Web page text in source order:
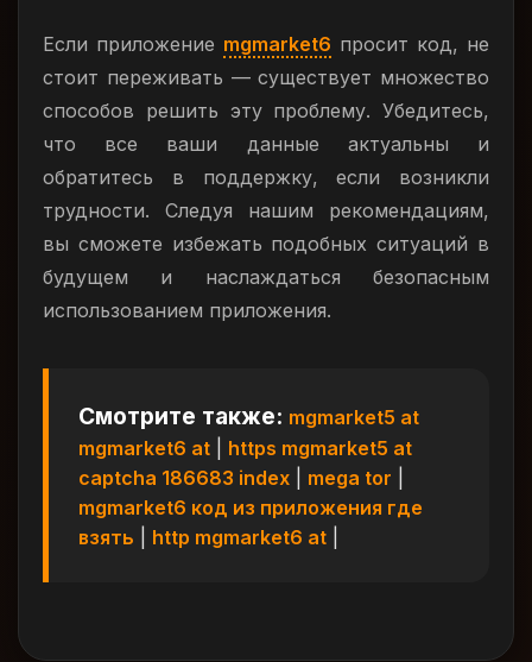
Если приложение mgmarket6 просит код, не
стоит переживать — существует множество
способов решить эту проблему. Убедитесь,
что все ваши данные актуальны и
обратитесь в поддержку, если возникли
трудности. Следуя нашим рекомендациям,
вы сможете избежать подобных ситуаций в
будущем и наслаждаться безопасным
использованием приложения.
Смотрите также: mgmarket5 at
mgmarket6 at
https mgmarket5 at
captcha 186683 index
mega tor
mgmarket6 код из приложения где
взять
http mgmarket6 at